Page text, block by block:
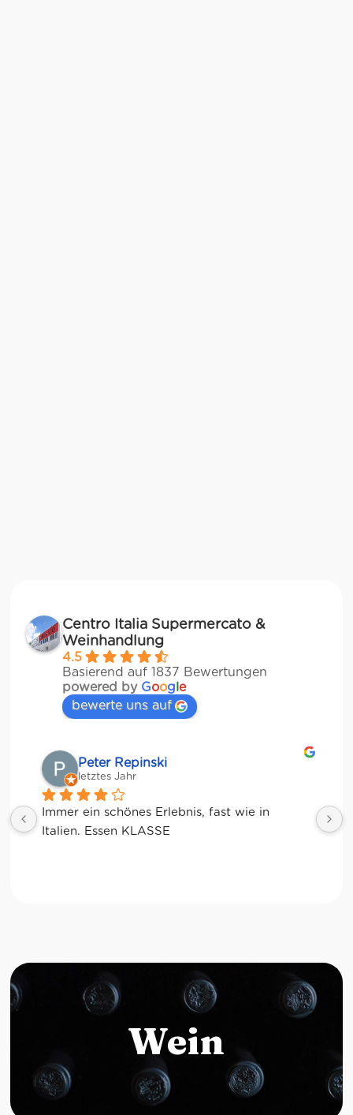
Centro Italia Supermercato &
Weinhandlung
4.5
Basierend auf 1837 Bewertungen
powered by Google
bewerte uns auf
Matze
letztes Jahr
Wein